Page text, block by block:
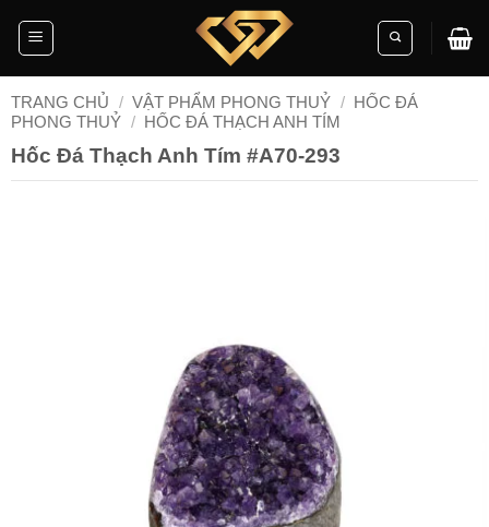
TRANG CHỦ / VẬT PHẨM PHONG THUỶ / HỐC ĐÁ
PHONG THUỶ / HỐC ĐÁ THẠCH ANH TÍM
Hốc Đá Thạch Anh Tím #A70-293